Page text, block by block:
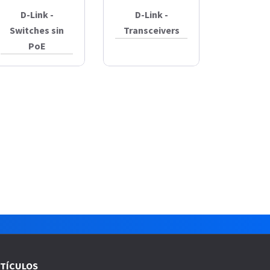
D-Link -
Switches sin
PoE
D-Link -
Transceivers